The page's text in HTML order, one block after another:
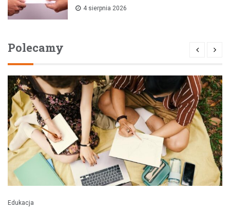
4 sierpnia 2026
Polecamy
Edukacja